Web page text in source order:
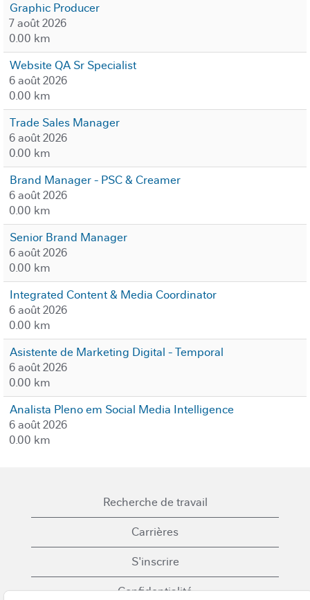
Graphic Producer
7 août 2026
0.00 km
Website QA Sr Specialist
6 août 2026
0.00 km
Trade Sales Manager
6 août 2026
0.00 km
Brand Manager - PSC & Creamer
6 août 2026
0.00 km
Senior Brand Manager
6 août 2026
0.00 km
Integrated Content & Media Coordinator
6 août 2026
0.00 km
Asistente de Marketing Digital - Temporal
6 août 2026
0.00 km
Analista Pleno em Social Media Intelligence
6 août 2026
0.00 km
Recherche de travail
Carrières
S'inscrire
Confidentialité